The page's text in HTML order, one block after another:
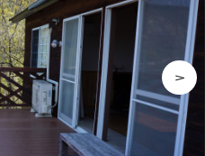
เทศกาล
โมชิ ทราเวล
ทาง